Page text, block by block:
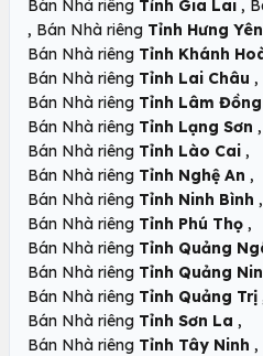
Bán Nhà riêng Tỉnh Gia Lai ,
, Bán Nhà riêng Tỉnh Hưng Yên
Bán Nhà riêng Tỉnh Khánh
Bán Nhà riêng Tỉnh Lai Châu ,
Bán Nhà riêng Tỉnh Lâm Đồng
Bán Nhà riêng Tỉnh Lạng Sơn ,
Bán Nhà riêng Tỉnh Lào Cai ,
Bán Nhà riêng Tỉnh Nghệ An ,
Bán Nhà riêng Tỉnh Ninh Bình ,
Bán Nhà riêng Tỉnh Phú Thọ ,
Bán Nhà riêng Tỉnh Quảng
Bán Nhà riêng Tỉnh Quảng
Bán Nhà riêng Tỉnh Quảng Trị
Bán Nhà riêng Tỉnh Sơn La ,
Bán Nhà riêng Tỉnh Tây Ninh ,